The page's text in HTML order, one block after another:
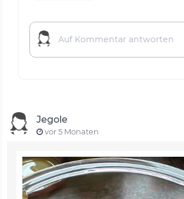
Jegole
vor 5 Monaten